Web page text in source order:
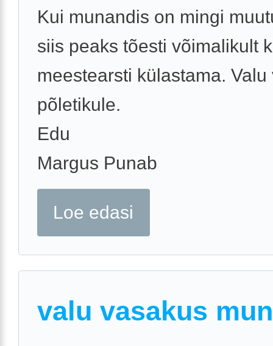
Kui munandis on mingi
siis peaks tõesti võimalikult
meestearsti külastama. Valu
põletikule.
Edu
Margus Punab
Loe edasi
valu vasakus